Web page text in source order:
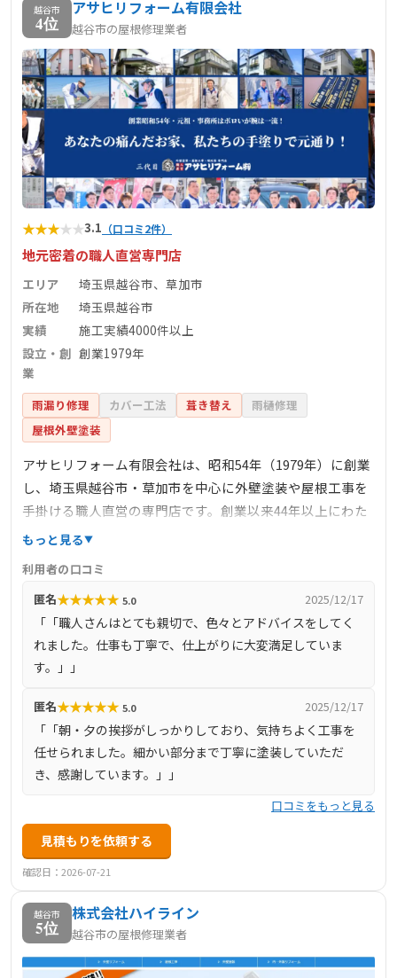
越谷市
4位
アサヒリフォーム有限会社
越谷市の屋根修理業者
★★★★★3.1 （口コミ2件）
地元密着の職人直営専門店
エリア
埼玉県越谷市、草加市
所在地
埼玉県越谷市
実績
施工実績4000件以上
設立・創
業
創業1979年
雨漏り修理 カバー工法 葺き替え
雨樋修理
屋根外壁塗装
アサヒリフォーム有限会社は、昭和54年（1979年）に創業
し、埼玉県越谷市・草加市を中心に外壁塗装や屋根工事を
手掛ける職人直営の専門店です。創業以来44年以上にわた
り、地元のお客様の幸せと暮らしの安心を支え続け、4000
下請け業者を使わず一貫した施工を行うことで、高品質な
サービスを提供しています。お客様の多様なニーズに応え
るため、外壁塗装や屋根塗装、屋根葺き替え、雨樋修理な
ど幅広い工事に対応しています。
もっと見る
利用者の口コミ
匿名★★★★★ 5.0 2025/12/17
「「職人さんはとても親切で、色々とアドバイスをしてく
れました。仕事も丁寧で、仕上がりに大変満足していま
す。」」
匿名★★★★★ 5.0 2025/12/17
「「朝・夕の挨拶がしっかりしており、気持ちよく工事を
任せられました。細かい部分まで丁寧に塗装していただ
き、感謝しています。」」
口コミをもっと見る
見積もりを依頼する
確認日：2026-07-21
越谷市
5位
株式会社ハイライン
越谷市の屋根修理業者